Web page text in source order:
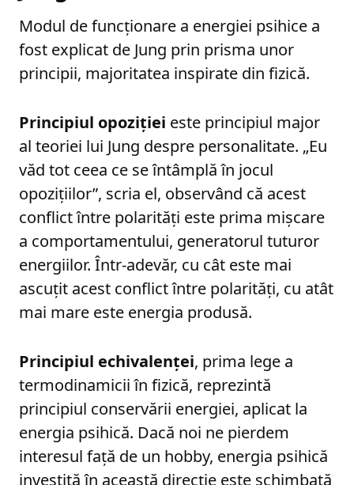
Modul de funcționare a energiei psihice a
fost explicat de Jung prin prisma unor
principii, majoritatea inspirate din fizică.
Principiul opoziției este principiul major
al teoriei lui Jung despre personalitate. „Eu
văd tot ceea ce se întâmplă în jocul
opozițiilor”, scria el, observând că acest
conflict între polarități este prima mișcare
a comportamentului, generatorul tuturor
energiilor. Într-adevăr, cu cât este mai
ascuțit acest conflict între polarități, cu atât
mai mare este energia produsă.
Principiul echivalenței, prima lege a
termodinamicii în fizică, reprezintă
principiul conservării energiei, aplicat la
energia psihică. Dacă noi ne pierdem
interesul față de un hobby, energia psihică
investită în această direcție este schimbată